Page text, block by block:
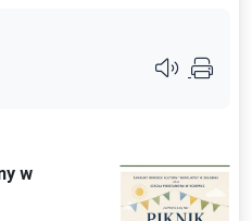
Przycisk
w